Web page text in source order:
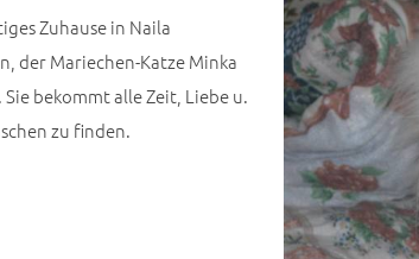
Zuhause in Naila
der Mariechen-Katze Minka
bekommt alle Zeit, Liebe u.
zu finden.